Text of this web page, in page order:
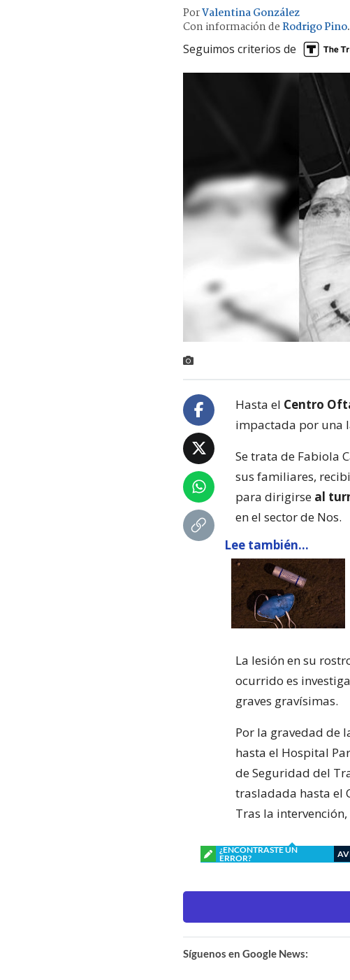
PorValentina González
Con información deRodrigo Pino.
Seguimos criterios de
Hasta el Centro
impactada por una
Se trata de Fabiola
sus familiares,
para dirigirse al
en el sector de Nos.
Lee también...
La lesión en su
ocurrido es
graves gravísimas.
Por la gravedad de
hasta el Hospital
de Seguridad del
trasladada hasta el
Tras la
¿ENCONTRASTE UN
ERROR?
Síguenos en Google News: